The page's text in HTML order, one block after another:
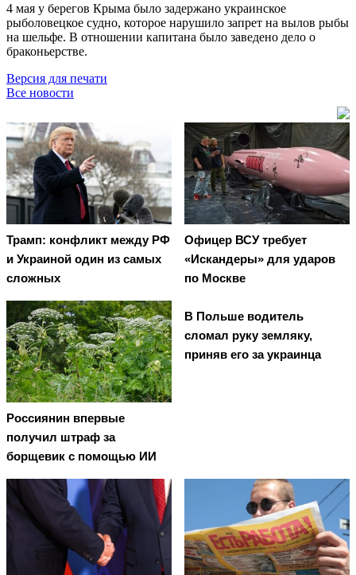
4 мая у берегов Крыма было задержано украинское
рыболовецкое судно, которое нарушило запрет на вылов рыбы
на шельфе. В отношении капитана было заведено дело о
браконьерстве.
Версия для печати
Все новости
Трамп: конфликт между РФ
и Украиной один из самых
сложных
Офицер ВСУ требует
«Искандеры» для ударов
по Москве
Россиянин впервые
получил штраф за
борщевик с помощью ИИ
В Польше водитель
сломал руку земляку,
приняв его за украинца